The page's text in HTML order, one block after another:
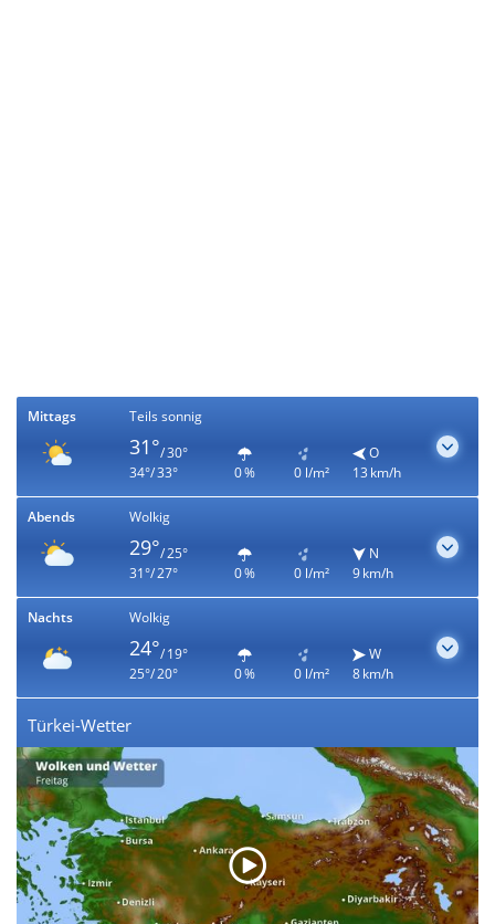
Mittags Teils sonnig
31°/ 30°
34°/ 33°
0 % 0 l/m²
O
13 km/h
Abends Wolkig
29°/ 25°
31°/ 27°
0 % 0 l/m²
N
9 km/h
Nachts Wolkig
24°/ 19°
25°/ 20°
0 % 0 l/m²
W
8 km/h
Türkei-Wetter